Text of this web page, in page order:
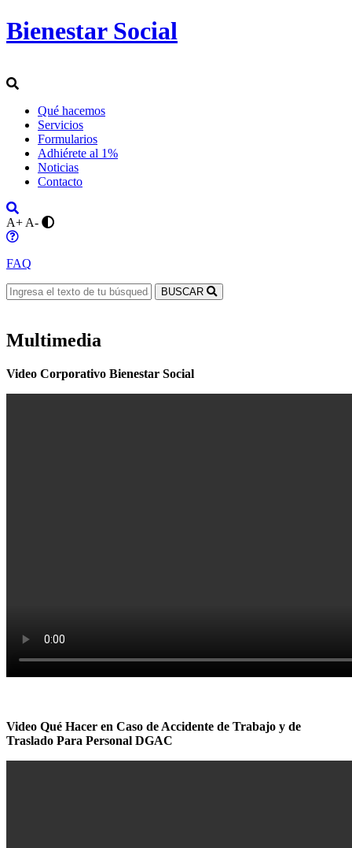
Bienestar Social
Qué hacemos
Servicios
Formularios
Adhiérete al 1%
Noticias
Contacto
A+ A-
FAQ
BUSCAR
Multimedia
Video Corporativo Bienestar Social
Video Qué Hacer en Caso de Accidente de Trabajo y de
Traslado Para Personal DGAC